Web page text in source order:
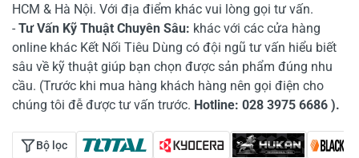
HCM & Hà Nội. Với địa điểm khác vui lòng gọi tư vấn.
- Tư Vấn Kỹ Thuật Chuyên Sâu: khác với các cửa hàng
online khác Kết Nối Tiêu Dùng có đội ngũ tư vấn hiểu biết
sâu về kỹ thuật giúp bạn chọn được sản phẩm đúng nhu
cầu. (Trước khi mua hàng khách hàng nên gọi điện cho
chúng tôi đễ được tư vấn trước. Hotline: 028 3975 6686 ).
Bộ lọc